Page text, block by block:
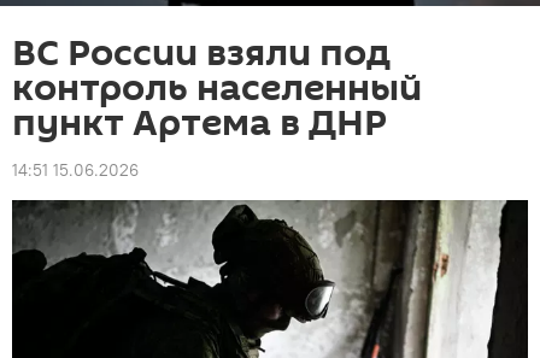
ВС России взяли под
контроль населенный
пункт Артема в ДНР
14:51 15.06.2026